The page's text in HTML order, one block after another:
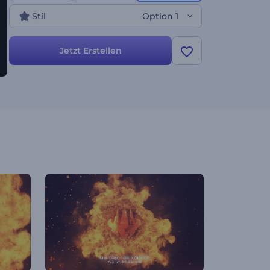
seinen Bann zieht. Diese energiegeladene Vorlage
eignet sich perfekt für Einführungen, Trailer,
Präsentationseröffnungen oder jedes andere
Projekt, das einen feurigen Eindruck hinterlassen
soll. Jetzt erstellen!
Stil Option 1
Jetzt Erstellen